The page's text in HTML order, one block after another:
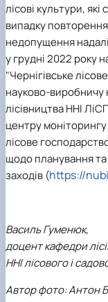
лісові культури,
випадку
недопущення
у грудні 2022 року
"Чернігівське
науково-виробничу
лісівництва ННІ
центру моніторингу
лісове
щодо планування
заходів (https://
Василь Гуменюк,
доцент кафедри
ННІ лісового і
Автор фото: Антон